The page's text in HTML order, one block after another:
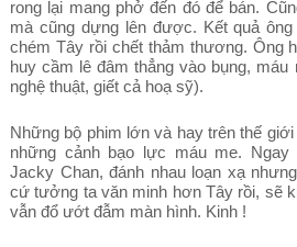
rong lại mang phở đến đó để bán.
mà cũng dựng lên được. Kết quả
chém Tây rồi chết thảm thương. Ông
huy cầm lê đâm thẳng vào bụng,
nghệ thuật, giết cả hoạ sỹ).
Những bộ phim lớn và hay trên thế
những cảnh bạo lực máu me.
Jacky Chan, đánh nhau loạn xạ
cứ tưởng ta văn minh hơn Tây rồi, sẽ
vẫn đổ ướt đẫm màn hình. Kinh !